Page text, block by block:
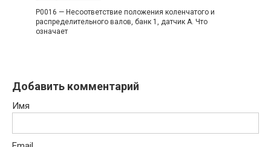
P0016 — Несоответствие положения коленчатого и
распределительного валов, банк 1, датчик A. Что
означает
Добавить комментарий
Имя